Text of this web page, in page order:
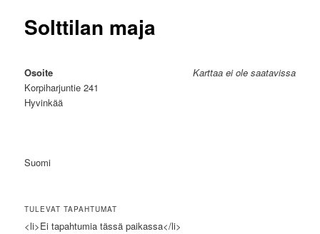
Solttilan maja
Karttaa ei ole saatavissa
Osoite
Korpiharjuntie 241
Hyvinkää
Suomi
TULEVAT TAPAHTUMAT
<li>Ei tapahtumia tässä paikassa</li>